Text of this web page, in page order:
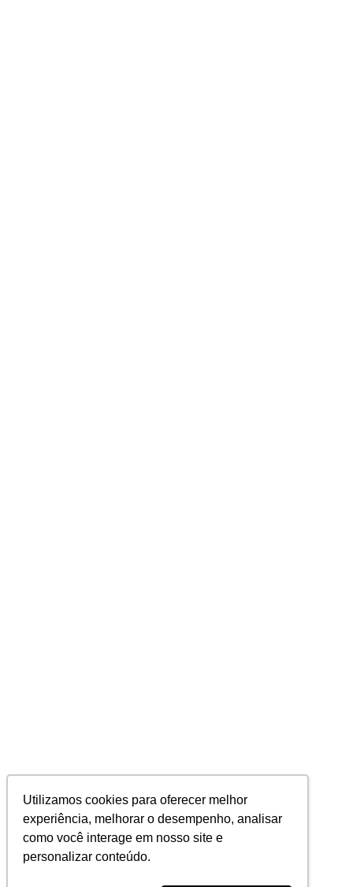
Utilizamos cookies para oferecer melhor
experiência, melhorar o desempenho, analisar
como você interage em nosso site e
personalizar conteúdo.